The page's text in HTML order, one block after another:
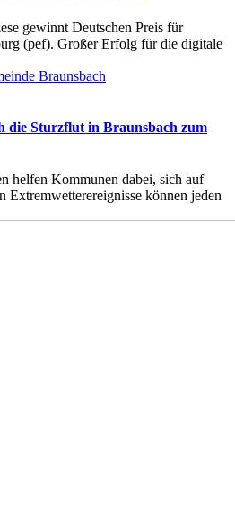
gewinnt Deutschen Preis für
(pef). Großer Erfolg für die digitale
die Sturzflut in Braunsbach zum
helfen Kommunen dabei, sich auf
Extremwetterereignisse können jeden